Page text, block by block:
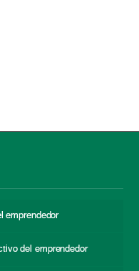
emprendedor
del emprendedor